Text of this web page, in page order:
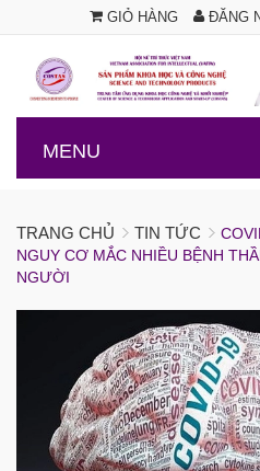
GIỎ HÀNG ĐĂNG
MENU
TRANG CHỦ TIN TỨC
NGUY CƠ MẮC NHIỀU BỆNH
NGƯỜI